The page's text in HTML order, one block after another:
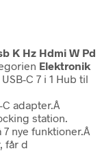
K Hz Hdmi W Pd
Elektronik
C 7 i 1 Hub til
adapter.Â
station.
nye funktioner.Â
får d